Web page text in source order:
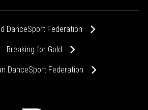
DanceSport Federation
Breaking for Gold
DanceSport Federation